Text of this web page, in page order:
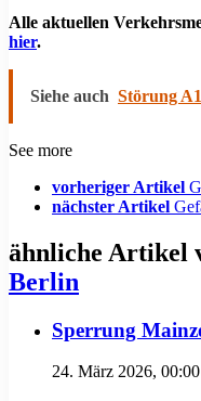
Alle aktuellen
hier.
Siehe auch Störung
See more
vorheriger Artikel
nächster Artikel
ähnliche Artikel
Berlin
Sperrung
24. März 2026, 00:00